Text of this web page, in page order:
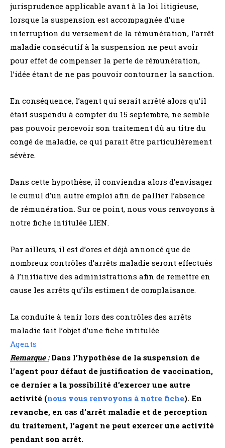
jurisprudence applicable avant à la loi litigieuse,
lorsque la suspension est accompagnée d’une
interruption du versement de la rémunération, l’arrêt
maladie consécutif à la suspension ne peut avoir
pour effet de compenser la perte de rémunération,
l’idée étant de ne pas pouvoir contourner la sanction.
En conséquence, l’agent qui serait arrêté alors qu’il
était suspendu à compter du 15 septembre, ne semble
pas pouvoir percevoir son traitement dû au titre du
congé de maladie, ce qui parait être particulièrement
sévère.
Dans cette hypothèse, il conviendra alors d’envisager
le cumul d’un autre emploi afin de pallier l’absence
de rémunération. Sur ce point, nous vous renvoyons à
notre fiche intitulée LIEN.
Par ailleurs, il est d’ores et déjà annoncé que de
nombreux contrôles d’arrêts maladie seront effectués
à l’initiative des administrations afin de remettre en
cause les arrêts qu’ils estiment de complaisance.
La conduite à tenir lors des contrôles des arrêts
maladie fait l’objet d’une fiche intitulée
Agents
Remarque :Dans l’hypothèse de la suspension de
l’agent pour défaut de justification de vaccination,
ce dernier a la possibilité d’exercer une autre
activité (nous vous renvoyons à notre fiche). En
revanche, en cas d’arrêt maladie et de perception
du traitement, l’agent ne peut exercer une activité
pendant son arrêt.